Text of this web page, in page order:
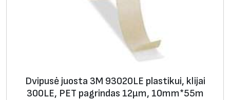
Dvipusė juosta 3M 93020LE plastikui, klijai
300LE, PET pagrindas 12μm, 10mm*55m